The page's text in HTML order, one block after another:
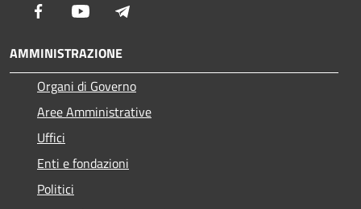
Facebook Youtube
AMMINISTRAZIONE
Organi di Governo
Aree Amministrative
Uffici
Enti e fondazioni
Politici